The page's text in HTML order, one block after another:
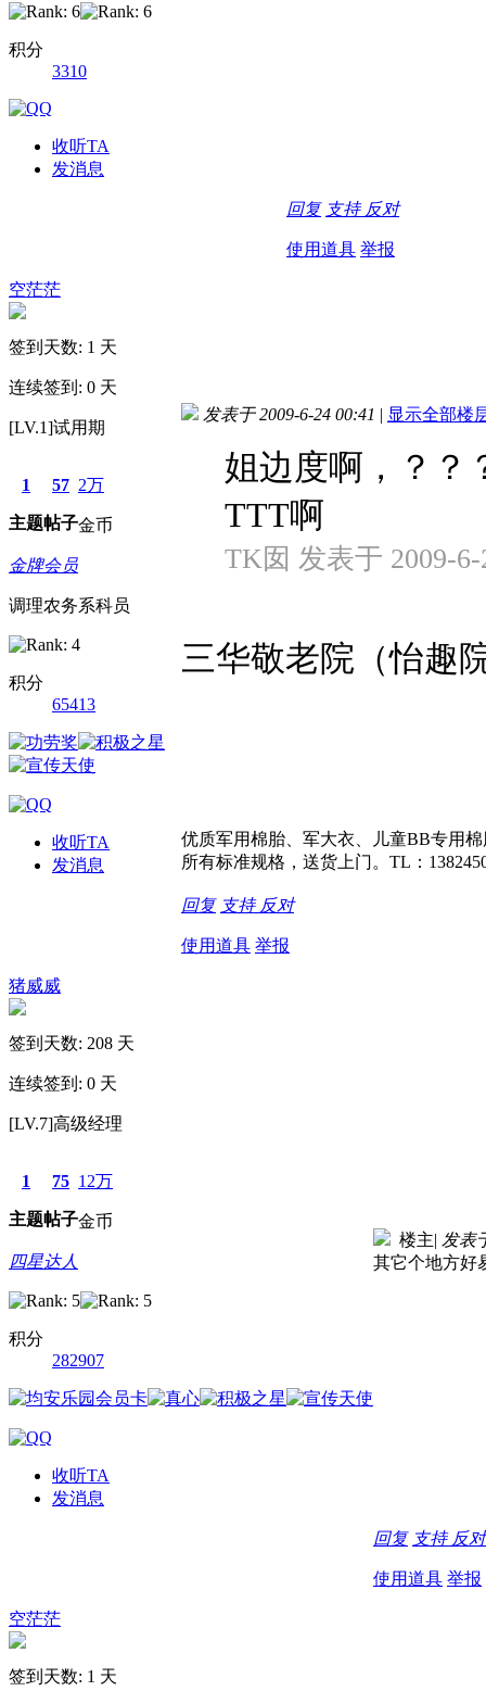
积分
3310
收听TA
发消息
回复 支持 反对
使用道具 举报
空茫茫
签到天数: 1 天
连续签到: 0 天
[LV.1]试用期
1
主题
57
帖子
2万
金币
金牌会员
调理农务系科员
积分
65413
收听TA
发消息
发表于 2009-6-24 00:41 | 显示全部楼
姐边度啊，？？
TTT啊
TK囡 发表于 2009-6-
三华敬老院（怡趣
优质军用棉胎、军大衣、儿童BB专用
所有标准规格，送货上门。TL：
回复 支持 反对
使用道具 举报
猪威威
签到天数: 208 天
连续签到: 0 天
[LV.7]高级经理
1
主题
75
帖子
12万
金币
四星达人
积分
282907
收听TA
发消息
楼主| 发表
其它个地方好
回复 支持 反对
使用道具 举报
空茫茫
签到天数: 1 天